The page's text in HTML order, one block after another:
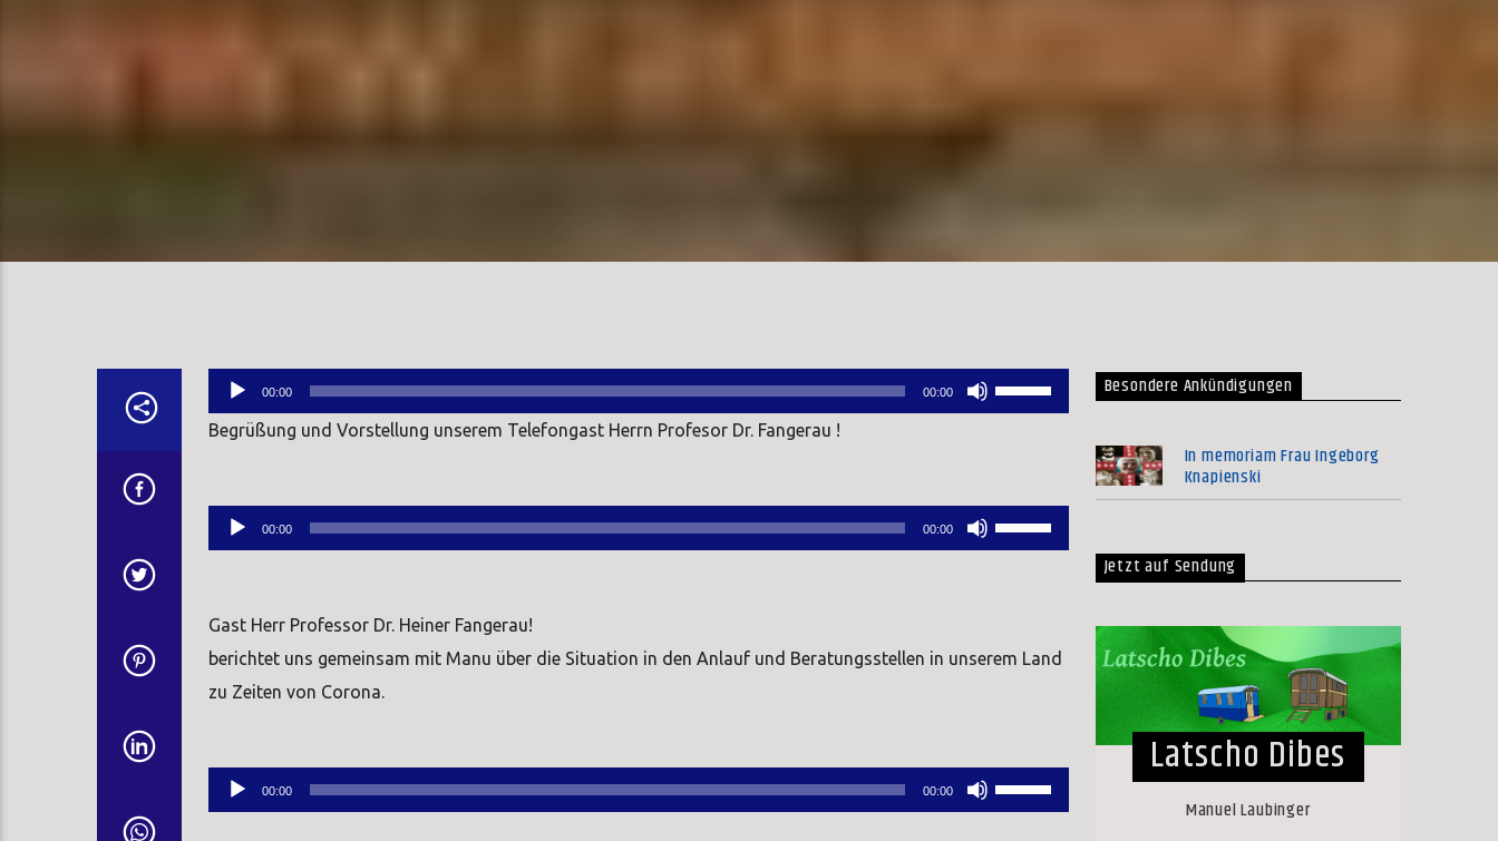
Audio-
Player
00:00 00:00
Pfeiltasten
Hoch/Runter
Lautstärke
Begrüßung und Vorstellung unserem Telefongast Herrn Profesor Dr. Fangerau !
Audio-
Player
00:00 00:00
Pfeiltasten
Hoch/Runter
die
Gast Herr Professor Dr. Heiner Fangerau!
berichtet uns gemeinsam mit Manu über die Situation in den Anlauf und Beratungsstellen in unserem Land
zu Zeiten von Corona.
Audio-
Player
00:00 00:00
Pfeiltasten
Hoch/Runter
Besondere Ankündigungen
In memoriam Frau Ingeborg
Knapienski
Jetzt auf Sendung
Latscho Dibes
Manuel Laubinger